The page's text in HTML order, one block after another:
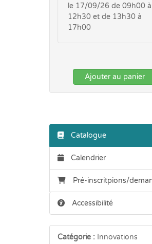
le 17/09/26 de 09h00 à
12h30 et de 13h30 à
17h00
Ajouter au panier
Catalogue
Calendrier
Pré-inscritpions/
Accessibilité
Catégorie : Innovations